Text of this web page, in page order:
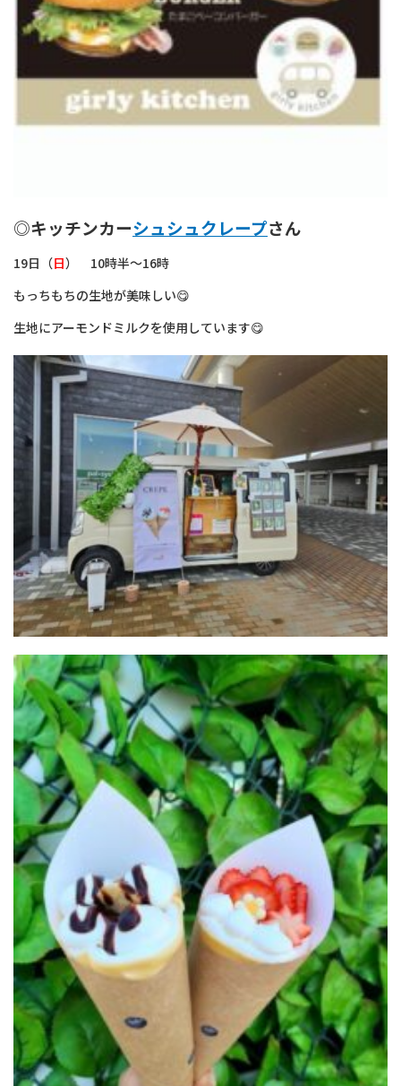
◎キッチンカーシュシュクレープさん
19日（日） 10時半～16時
もっちもちの生地が美味しい😋
生地にアーモンドミルクを使用しています😋